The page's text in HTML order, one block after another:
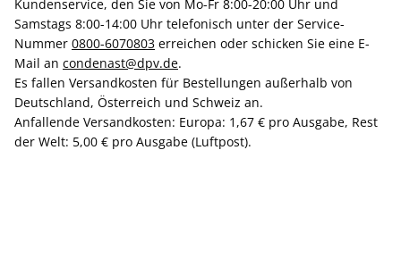
Gratis Versand Exklusive Rabatte
ZAHLUNGSARTEN
Kundenservice, den Sie von Mo-Fr 8:00-20:00 Uhr und
Samstags 8:00-14:00 Uhr telefonisch unter der Service-
Nummer 0800-6070803 erreichen oder schicken Sie eine E-
Mail an condenast@dpv.de.
Es fallen Versandkosten für Bestellungen außerhalb von
Deutschland, Österreich und Schweiz an.
Anfallende Versandkosten: Europa: 1,67 € pro Ausgabe, Rest
der Welt: 5,00 € pro Ausgabe (Luftpost).